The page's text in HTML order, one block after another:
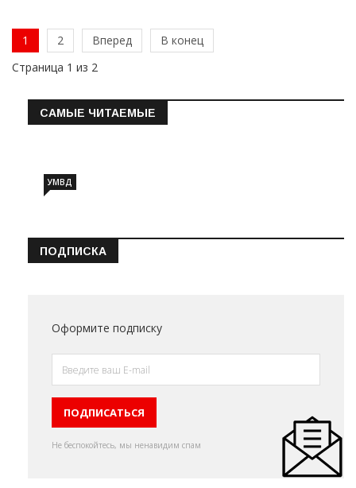
1 2 Вперед
В конец
Страница 1 из 2
САМЫЕ ЧИТАЕМЫЕ
УМВД
ПОДПИСКА
Оформите подписку
Не беспокойтесь, мы ненавидим спам